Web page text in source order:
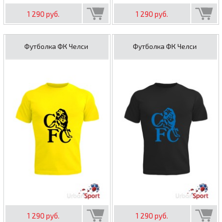
1 290 руб. 1 290 руб.
Футболка ФК Челси
1 290 руб.
Футболка ФК Челси
1 290 руб.